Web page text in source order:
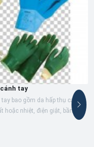
tay
bao gồm da hấp thụ các
hoặc nhiệt, điện giật, bầm